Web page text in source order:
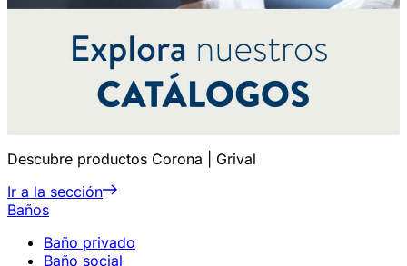
Descubre productos Corona | Grival
Ir a la sección
Baños
Baño privado
Baño social